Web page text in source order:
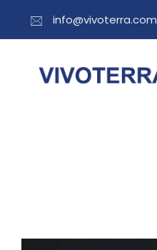
info@vivoterra.com